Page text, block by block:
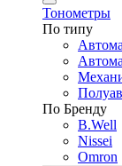
Тонометры
По типу
По Бренду
B.Well
Nissei
Omron